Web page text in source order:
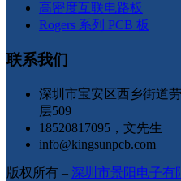
高密度互联电路板
Rogers 系列 PCB 板
联系我们
深圳市宝安区西乡街道
层509
18520817095，文先生
info@kingsunpcb.com
版权所有 – 深圳市景阳电子有